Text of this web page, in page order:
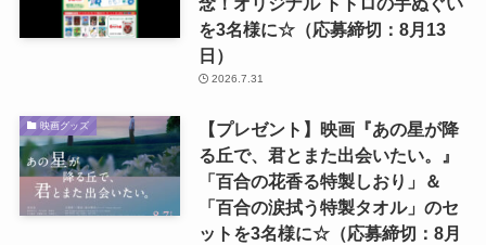
を3名様に☆（応募締切：8月13
日）
2026.7.31
映画グッズ
【プレゼント】映画『あの星が降
る丘で、君とまた出会いたい。』
「百合の花香る特製しおり」＆
「百合の涙拭う特製タオル」のセ
ットを3名様に☆（応募締切：8月